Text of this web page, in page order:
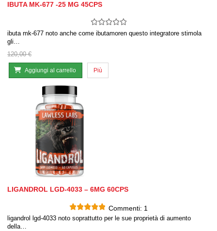
IBUTA MK-677 -25 MG 45CPS
ibuta mk-677 noto anche come ibutamoren questo integratore stimola
gli…
120,00 €
Aggiungi al carrello Più
LIGANDROL LGD-4033 – 6MG 60CPS
Commenti: 1
ligandrol lgd-4033 noto soprattutto per le sue proprietà di aumento
della…